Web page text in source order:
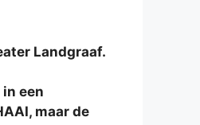
Landgraaf.
een
maar de